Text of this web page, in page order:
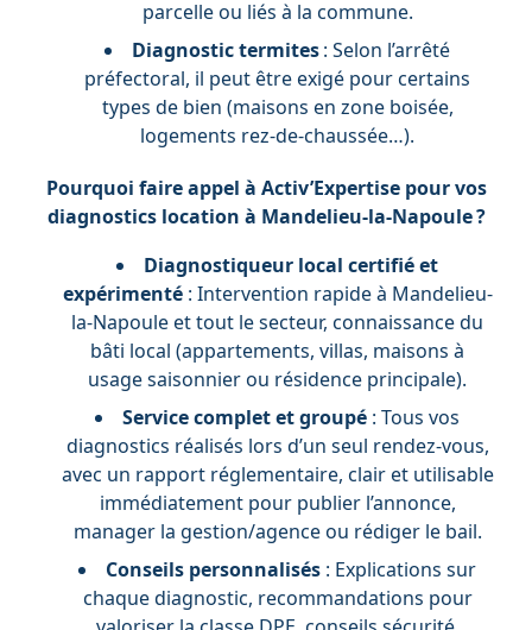
parcelle ou liés à la commune.
Diagnostic termites: Selon l’arrêté
préfectoral, il peut être exigé pour certains
types de bien (maisons en zone boisée,
logements rez-de-chaussée…).
Pourquoi faire appel à Activ’Expertise pour vos
diagnostics location à Mandelieu-la-Napoule ?
Diagnostiqueur local certifié et
expérimenté: Intervention rapide à Mandelieu-
la-Napoule et tout le secteur, connaissance du
bâti local (appartements, villas, maisons à
usage saisonnier ou résidence principale).
Service complet et groupé : Tous vos
diagnostics réalisés lors d’un seul rendez-vous,
avec un rapport réglementaire, clair et utilisable
immédiatement pour publier l’annonce,
manager la gestion/agence ou rédiger le bail.
Conseils personnalisés : Explications sur
chaque diagnostic, recommandations pour